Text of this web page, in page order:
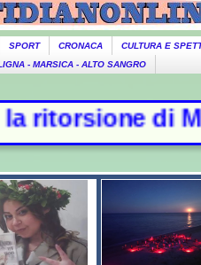
SPORT CRONACA
CULTURA E
- MARSICA - ALTO SANGRO
Madrid -